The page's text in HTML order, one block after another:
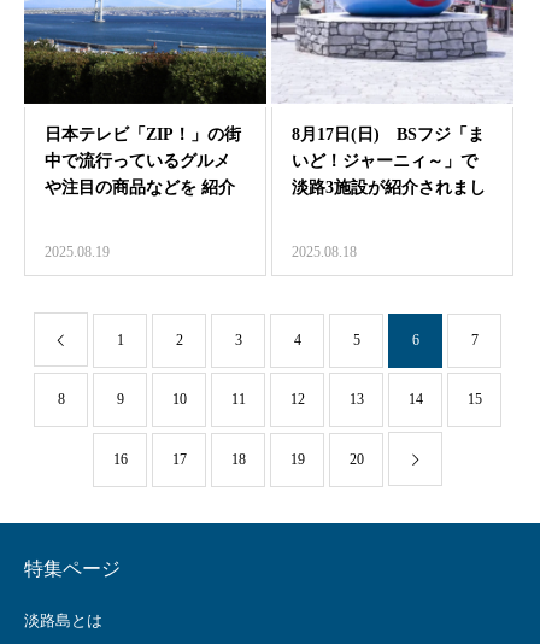
日本テレビ「ZIP！」の街
中で流行っているグルメ
や注目の商品などを 紹介
2025.08.19
8月17日(日) BSフジ「ま
いど！ジャーニィ～」で
淡路3施設が紹介されまし
2025.08.18
1 2 3 4 5 6 7
8 9 10 11 12 13 14 15
16 17 18 19 20
特集ページ
淡路島とは